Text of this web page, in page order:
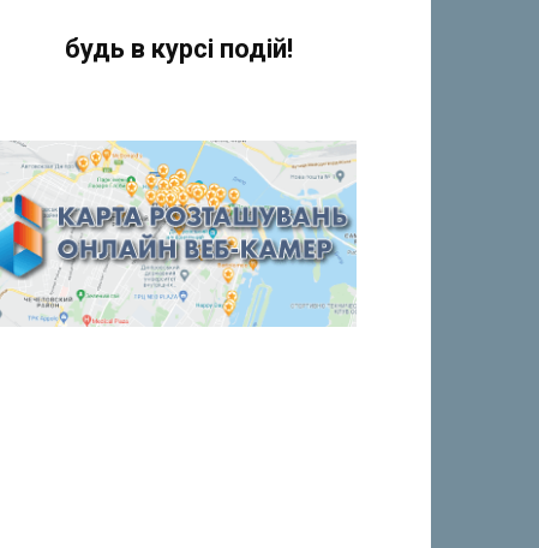
будь в курсі подій!